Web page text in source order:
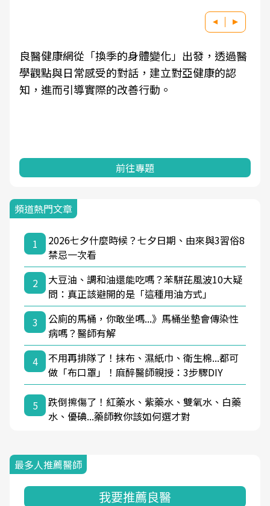
良醫健康網從「換季的身體變化」出發，透過醫
學觀點與日常感受的對話，建立對亞健康的認
知，進而引導實際的改善行動。
前往專題
頻道熱門文章
1
2026七夕什麼時候？七夕日期、由來與3習俗8
禁忌一次看
2
大豆油、調和油還能吃嗎？苯駢芘風波10大疑
問：真正該避開的是「這種用油方式」
3
公廁的馬桶，你敢坐嗎...》馬桶坐墊會傳染性
病嗎？醫師有解
4
不用再排隊了！抹布、濕紙巾、衛生棉...都可
做「布口罩」！麻醉醫師親授：3步驟DIY
5
跌倒擦傷了！紅藥水、紫藥水、雙氧水、白藥
水、優碘...藥師教你該如何選才對
最多人推薦醫師
我要推薦良醫